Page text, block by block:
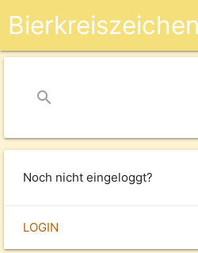
search
Noch nicht eingeloggt?
LOGIN